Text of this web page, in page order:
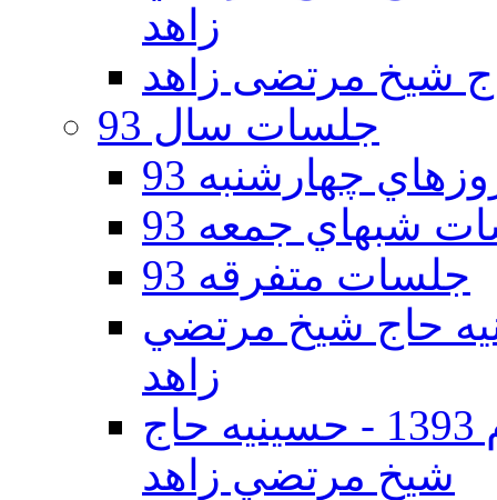
زاهد
جلسات سال 93
چهارشنبه 93
شبهاي جمعه 93
جلسات متفرقه 93
دوم 93 - حسينيه حاج شيخ مرتضي
زاهد
جلسات دهه اول محرم الحرام 1393 - حسينيه حاج
شيخ مرتضي زاهد